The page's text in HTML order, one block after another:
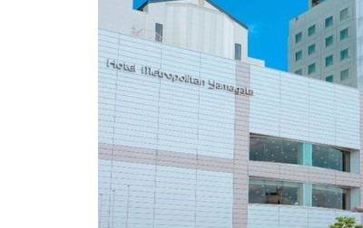
e
_
s
e
a
r
c
h